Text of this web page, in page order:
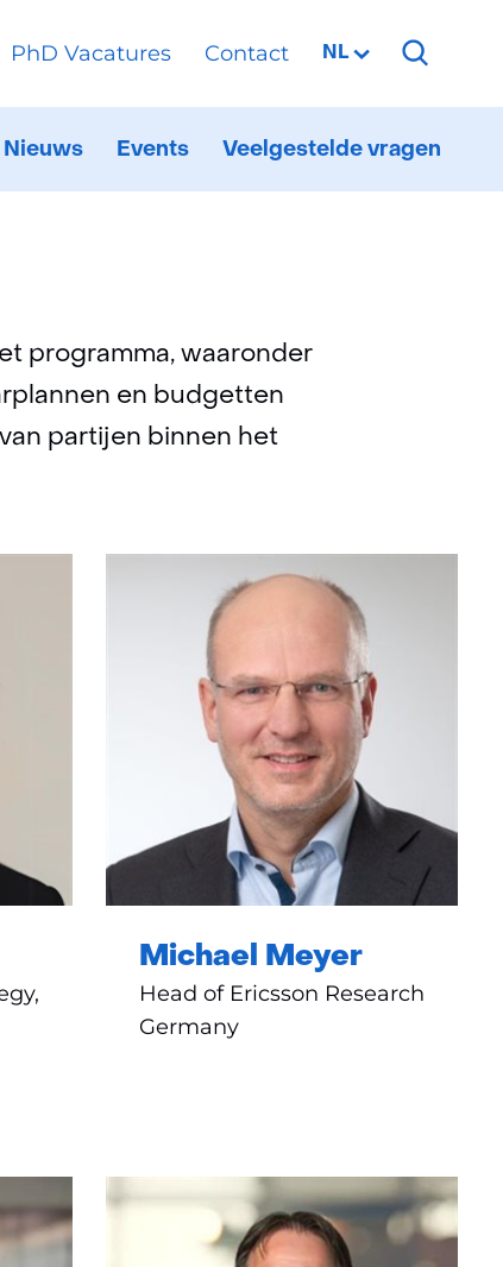
PhD Vacatures Contact
Geselecteerde
NL
Nieuws Events Veelgestelde vragen
programma, waaronder
en budgetten
partijen binnen het
Michael Meyer
Head of Ericsson Research
Germany